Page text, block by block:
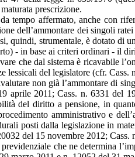
prescrizione.
tempo affermato, anche con
dell’ammontare dei singoli
quindi, strumentale, è dotato di
- in base ai criteri ordinari - il
che dal sistema è ricavabile
lessicali del legislatore (cfr. Cass.
non già l’ammontare di
aprile 2011; Cass. n. 6331 del
del diritto a pensione, in
amministrativo e
posti dalla legislazione in
del 15 novembre 2012;
che ne determina